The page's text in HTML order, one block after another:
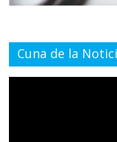
Cuna de la